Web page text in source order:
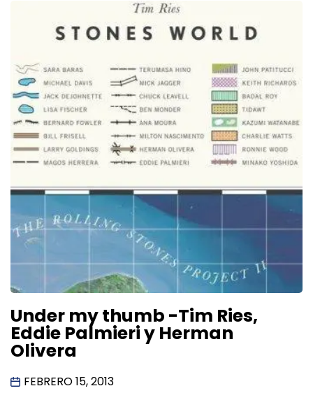
Under my thumb -Tim Ries,
Eddie Palmieri y Herman
Olivera
FEBRERO 15, 2013